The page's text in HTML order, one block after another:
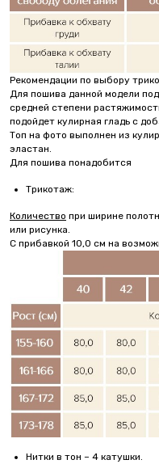
Рекомендации по выбору
Для пошива данной модели
средней степени
подойдет кулирная гладь с
Топ на фото выполнен из
эластан.
Для пошива понадобится
Трикотаж:
Количество при ширине
или рисунка.
С прибавкой 10,0 см на
Нитки в тон – 4 катушки.